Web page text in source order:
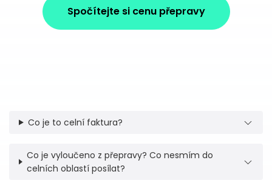
Spočítejte si cenu přepravy
Co je to celní faktura?
Co je vyloučeno z přepravy? Co nesmím do
celních oblastí posílat?